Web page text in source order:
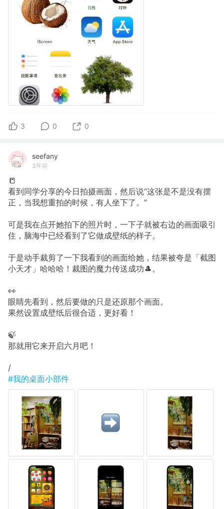
3 0 0
seefany
3年前
📒
看到同学分享的今日拍摄画面，然后说“这张是不是没有摆
正，当我想重拍的时候，有人坐下了。”
可是我在点开她拍下的照片时，一下子就被右边的画面吸引
住，脑海中已经看到了它做成壁纸的样子。
于是动手裁剪了一下我看到的画面给她，结果被夸是「截图
小天才」哈哈哈！裁图的魔力传送成功🎩。
👀
眼睛先看到，然后要做的只是还原那个画面。
果然设置成壁纸后很合适，更好看！
🍃
那就用它来开启六月吧！
/
#我的桌面小部件